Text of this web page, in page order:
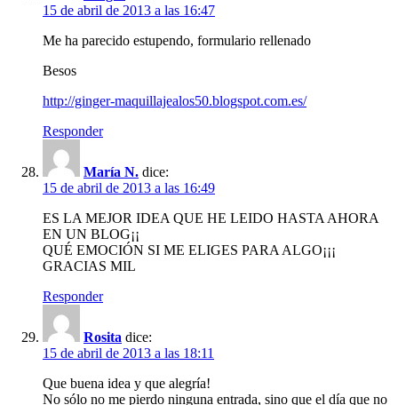
15 de abril de 2013 a las 16:47
Me ha parecido estupendo, formulario rellenado
Besos
http://ginger-maquillajealos50.blogspot.com.es/
Responder
María N. dice:
15 de abril de 2013 a las 16:49
ES LA MEJOR IDEA QUE HE LEIDO HASTA AHORA
EN UN BLOG¡¡
QUÉ EMOCIÓN SI ME ELIGES PARA ALGO¡¡¡
GRACIAS MIL
Responder
Rosita dice:
15 de abril de 2013 a las 18:11
Que buena idea y que alegría!
No sólo no me pierdo ninguna entrada, sino que el día que no